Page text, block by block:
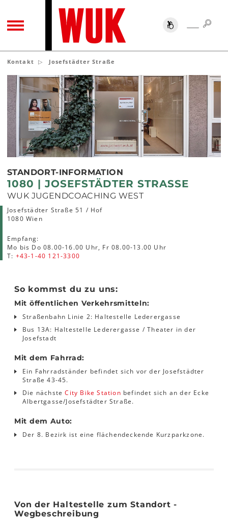
TOGGLE NAVIGATION SUCHE
Kontakt Josefstädter Straße
STANDORT-INFORMATION
1080 | JOSEFSTÄDTER STRASSE
WUK JUGENDCOACHING WEST
Josefstädter Straße 51 / Hof
1080 Wien
Empfang:
Mo bis Do 08.00-16.00 Uhr, Fr 08.00-13.00 Uhr
T: +43-1-40 121-3300
So kommst du zu uns:
Mit öffentlichen Verkehrsmitteln:
Straßenbahn Linie 2: Haltestelle Lederergasse
Bus 13A: Haltestelle Lederergasse / Theater in der
Josefstadt
Mit dem Fahrrad:
Ein Fahrradständer befindet sich vor der Josefstädter
Straße 43-45.
Die nächsteCity Bike Station befindet sich an der Ecke
Albertgasse/Josefstädter Straße.
Mit dem Auto:
Der 8. Bezirk ist eine flächendeckende Kurzparkzone.
Von der Haltestelle zum Standort -
Wegbeschreibung